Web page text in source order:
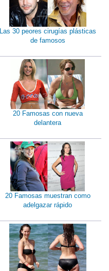
Las 30 peores cirugías plásticas
de famosos
20 Famosas con nueva
delantera
20 Famosas muestran como
adelgazar rápido